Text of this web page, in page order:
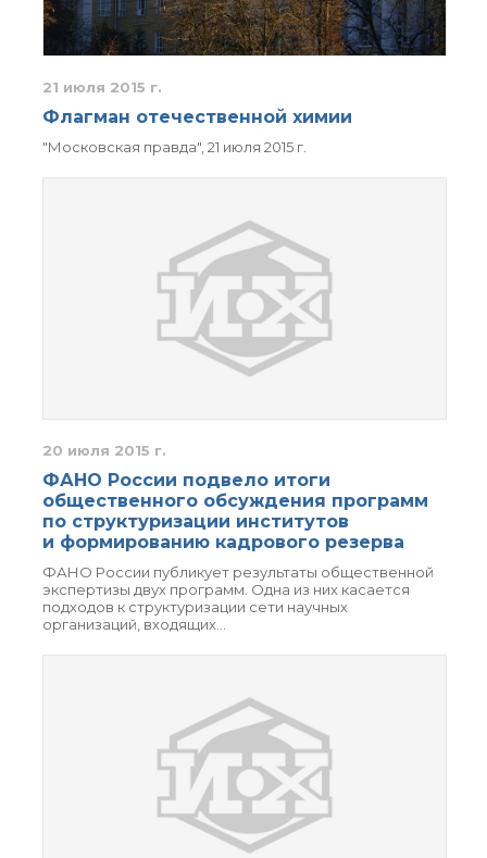
органической химии
РАН (ЦКП ИОХ РАН)
Библиотека
Инфоресурсы
Профком
Документы
Контакты
достижения института
Научный Совет РАН
интеллект (ИИ)
в химии
Аддитивные
технологии
Электронная
микроскопия
ИОХ РАН
Мероприятия
Конференции
Журналы
Крупный научный
по приоритетным
направлениям НТР РФ
21 июля 2015 г.
Флагман отечественной химии
"Московская правда", 21 июля 2015 г.
20 июля 2015 г.
ФАНО России подвело итоги
общественного обсуждения программ
по структуризации институтов
и формированию кадрового резерва
ФАНО России публикует результаты общественной
экспертизы двух программ. Одна из них касается
подходов к структуризации сети научных
организаций, входящих…